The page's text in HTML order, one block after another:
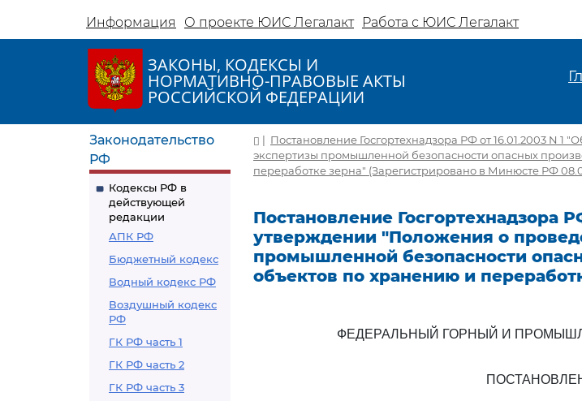
Информация О проекте ЮИС Легалакт Работа с ЮИС Легалакт
ЗАКОНЫ, КОДЕКСЫ И
НОРМАТИВНО-ПРАВОВЫЕ АКТЫ
РОССИЙСКОЙ ФЕДЕРАЦИИ
Законодательство
РФ
Кодексы РФ в
действующей
редакции
АПК РФ
Бюджетный кодекс
Водный кодекс РФ
Воздушный кодекс
РФ
ГК РФ часть 1
ГК РФ часть 2
ГК РФ часть 3
| Постановление Госгортехнадзора РФ от 16.01.2003 N
экспертизы промышленной безопасности опасных
переработке зерна" (Зарегистрировано в Минюсте РФ
Постановление Госгортехнадзора
утверждении "Положения о
промышленной безопасности
объектов по хранению и
ФЕДЕРАЛЬНЫЙ ГОРНЫЙ И